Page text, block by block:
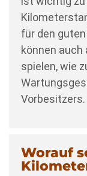
für den
können auch
spielen, wie
Vorbesitzers.
Worauf